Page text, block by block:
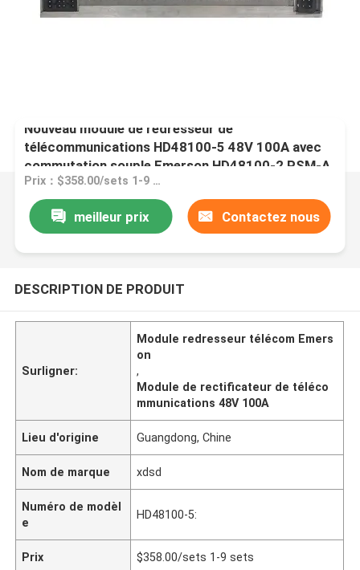
Nouveau module de redresseur de
télécommunications HD48100-5 48V 100A avec
commutation souple Emerson HD48100-2 PSM-A
Prix：$358.00/sets 1-9 sets
meilleur prix Contactez nous
DESCRIPTION DE PRODUIT
Surligner:
Module redresseur télécom Emers
on
,
Module de rectificateur de téléco
mmunications 48V 100A
Lieu d'origine Guangdong, Chine
Nom de marque xdsd
Numéro de modèl
e
HD48100-5:
Prix $358.00/sets 1-9 sets